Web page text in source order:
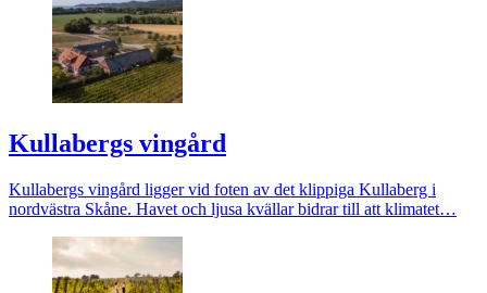
Kullabergs vingård
Kullabergs vingård ligger vid foten av det klippiga Kullaberg i
nordvästra Skåne. Havet och ljusa kvällar bidrar till att klimatet…